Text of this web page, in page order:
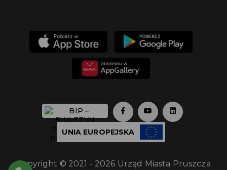
UNIA EUROPEJSKA
Copyright © 2021 - 2026 Urząd Miasta Pruszcza